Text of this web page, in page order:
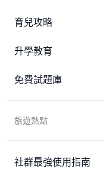
育兒攻略
升學教育
免費試題庫
旅遊熱點
社群最強使用指南